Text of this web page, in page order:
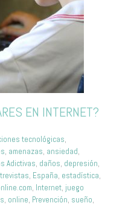
EN INTERNET?
tecnológicas,
, amenazas, ansiedad,
Adictivas, daños, depresión,
, España, estadística,
, Internet, juego
, online, Prevención, sueño,